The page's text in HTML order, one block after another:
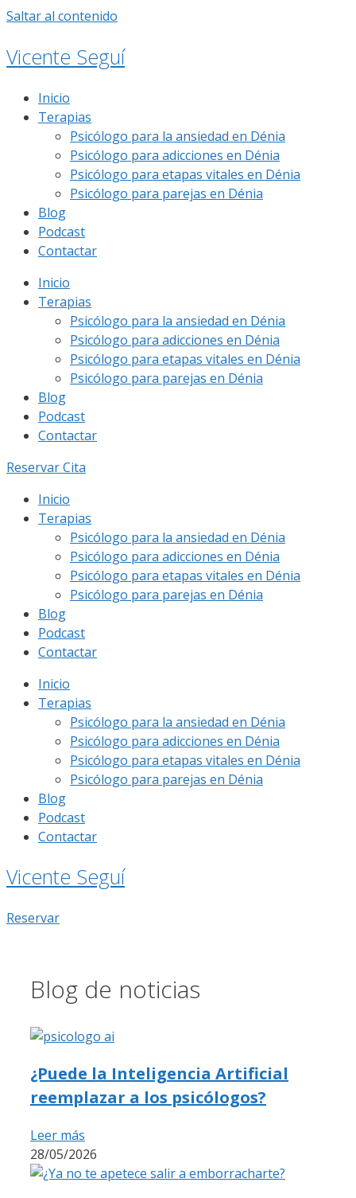
Saltar al contenido
Vicente Seguí
Inicio
Terapias
Psicólogo para la ansiedad en Dénia
Psicólogo para adicciones en Dénia
Psicólogo para etapas vitales en Dénia
Psicólogo para parejas en Dénia
Blog
Podcast
Contactar
Inicio
Terapias
Psicólogo para la ansiedad en Dénia
Psicólogo para adicciones en Dénia
Psicólogo para etapas vitales en Dénia
Psicólogo para parejas en Dénia
Blog
Podcast
Contactar
Reservar Cita
Inicio
Terapias
Psicólogo para la ansiedad en Dénia
Psicólogo para adicciones en Dénia
Psicólogo para etapas vitales en Dénia
Psicólogo para parejas en Dénia
Blog
Podcast
Contactar
Inicio
Terapias
Psicólogo para la ansiedad en Dénia
Psicólogo para adicciones en Dénia
Psicólogo para etapas vitales en Dénia
Psicólogo para parejas en Dénia
Blog
Podcast
Contactar
Vicente Seguí
Reservar
Blog de noticias
¿Puede la Inteligencia Artificial
reemplazar a los psicólogos?
Leer más
28/05/2026